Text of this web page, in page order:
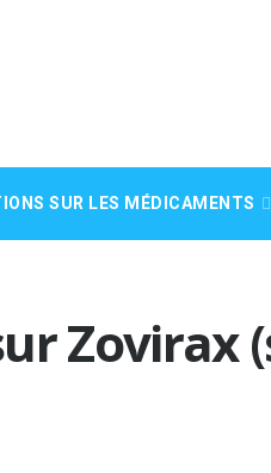
SUR LES MÉDICAMENTS
Zovirax